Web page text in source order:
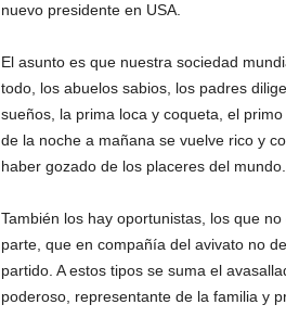
nuevo presidente en USA.
El asunto es que nuestra sociedad
todo, los abuelos sabios, los padres
sueños, la prima loca y coqueta, el
de la noche a mañana se vuelve rico y
haber gozado de los placeres del mundo.
También los hay oportunistas, los que
parte, que en compañía del avivato no
partido. A estos tipos se suma el
poderoso, representante de la familia y